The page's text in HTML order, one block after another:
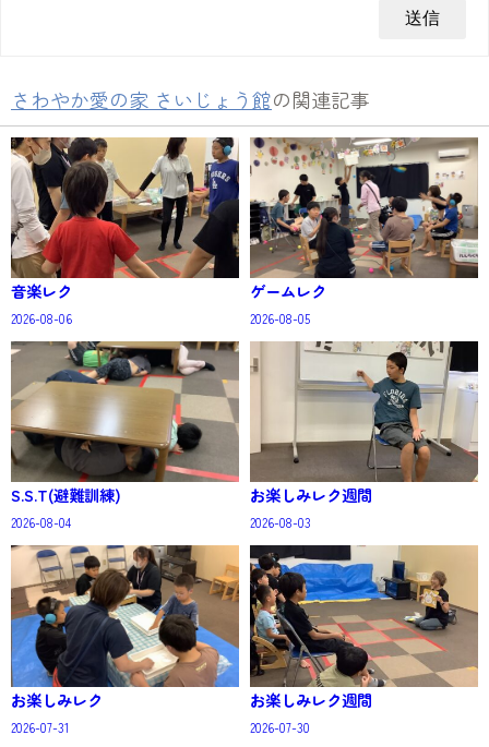
さわやか愛の家 さいじょう館の関連記事
音楽レク
2026-08-06
ゲームレク
2026-08-05
S.S.T(避難訓練)
2026-08-04
お楽しみレク週間
2026-08-03
お楽しみレク
2026-07-31
お楽しみレク週間
2026-07-30